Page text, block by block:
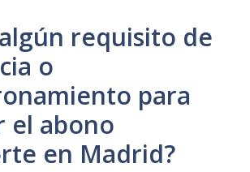
requisito de
o
para
el abono
en Madrid?